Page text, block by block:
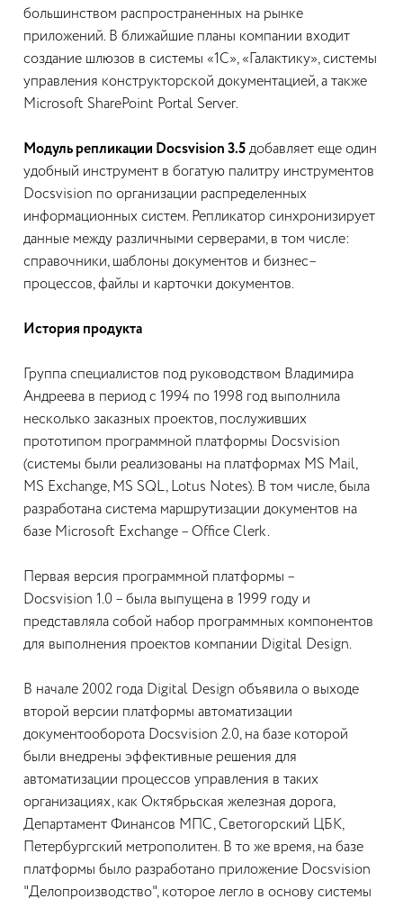
большинством распространенных на рынке
приложений. В ближайшие планы компании входит
создание шлюзов в системы «1С», «Галактику», системы
управления конструкторской документацией, а также
Microsoft SharePoint Portal Server.
Модуль репликации Docsvision 3.5 добавляет еще один
удобный инструмент в богатую палитру инструментов
Docsvision по организации распределенных
информационных систем. Репликатор синхронизирует
данные между различными серверами, в том числе:
справочники, шаблоны документов и бизнес–
процессов, файлы и карточки документов.
История продукта
Группа специалистов под руководством Владимира
Андреева в период с 1994 по 1998 год выполнила
несколько заказных проектов, послуживших
прототипом программной платформы Docsvision
(системы были реализованы на платформах MS Mail,
MS Exchange, MS SQL, Lotus Notes). В том числе, была
разработана система маршрутизации документов на
базе Microsoft Exchange – Office Clerk.
Первая версия программной платформы –
Docsvision 1.0 – была выпущена в 1999 году и
представляла собой набор программных компонентов
для выполнения проектов компании Digital Design.
В начале 2002 года Digital Design объявила о выходе
второй версии платформы автоматизации
документооборота Docsvision 2.0, на базе которой
были внедрены эффективные решения для
автоматизации процессов управления в таких
организациях, как Октябрьская железная дорога,
Департамент Финансов МПС, Светогорский ЦБК,
Петербургский метрополитен. В то же время, на базе
платформы было разработано приложение Docsvision
"Делопроизводство", которое легло в основу системы